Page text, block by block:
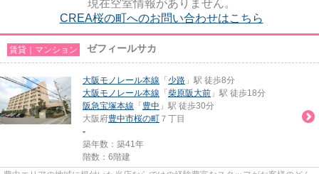
現在空室情報がありません。
CREA桜の町へのお問い合わせはこちら
賃貸｜マンション ゼフィールサカ
大阪モノレール本線 「 少路 」駅 徒歩8分
大阪モノレール本線 「 柴原阪大前 」駅 徒歩18分
阪急宝塚本線 「 豊中 」駅 徒歩30分
大阪府豊中市桜の町 ７丁目
-
築年数：築41年
階数：6階建